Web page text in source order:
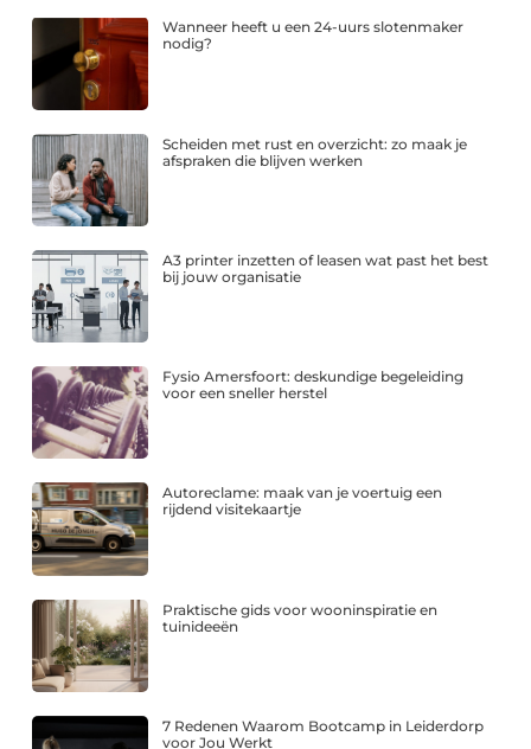
Wanneer heeft u een 24-uurs slotenmaker
nodig?
Scheiden met rust en overzicht: zo maak je
afspraken die blijven werken
A3 printer inzetten of leasen wat past het best
bij jouw organisatie
Fysio Amersfoort: deskundige begeleiding
voor een sneller herstel
Autoreclame: maak van je voertuig een
rijdend visitekaartje
Praktische gids voor wooninspiratie en
tuinideeën
7 Redenen Waarom Bootcamp in Leiderdorp
voor Jou Werkt